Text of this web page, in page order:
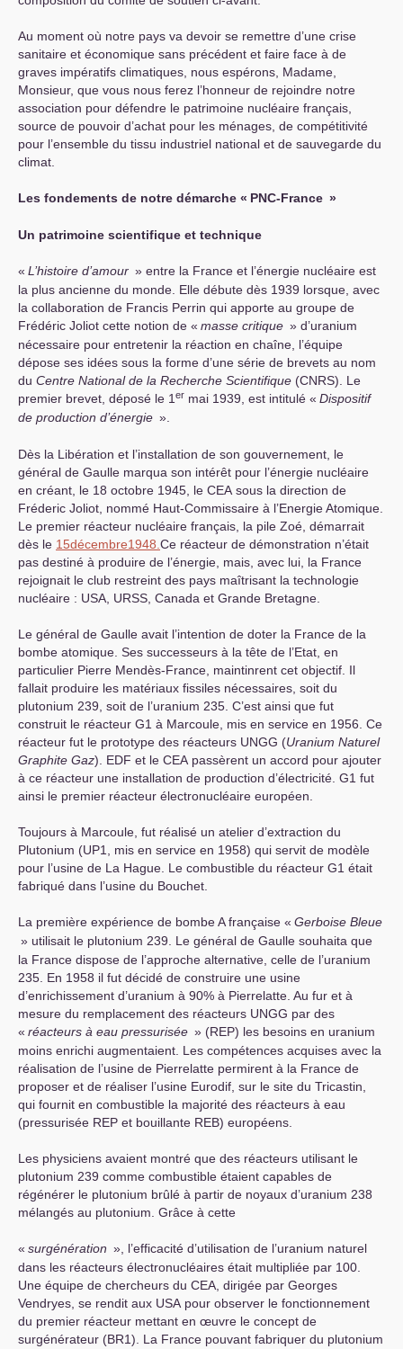
Au moment où notre pays va devoir se remettre d’une crise
sanitaire et économique sans précédent et faire face à de
graves impératifs climatiques, nous espérons, Madame,
Monsieur, que vous nous ferez l’honneur de rejoindre notre
association pour défendre le patrimoine nucléaire français,
source de pouvoir d’achat pour les ménages, de compétitivité
pour l’ensemble du tissu industriel national et de sauvegarde du
climat.
Les fondements de notre démarche « PNC-France »
Un patrimoine scientifique et technique
« L’histoire d’amour » entre la France et l’énergie nucléaire est
la plus ancienne du monde. Elle débute dès 1939 lorsque, avec
la collaboration de Francis Perrin qui apporte au groupe de
Frédéric Joliot cette notion de « masse critique » d’uranium
nécessaire pour entretenir la réaction en chaîne, l’équipe
dépose ses idées sous la forme d’une série de brevets au nom
du Centre National de la Recherche Scientifique (CNRS). Le
premier brevet, déposé le 1 er mai 1939, est intitulé « Dispositif
de production d’énergie ».
Dès la Libération et l’installation de son gouvernement, le
général de Gaulle marqua son intérêt pour l’énergie nucléaire
en créant, le 18 octobre 1945, le CEA sous la direction de
Fréderic Joliot, nommé Haut-Commissaire à l’Energie Atomique.
Le premier réacteur nucléaire français, la pile Zoé, démarrait
dès le 15décembre1948. Ce réacteur de démonstration n’était
pas destiné à produire de l’énergie, mais, avec lui, la France
rejoignait le club restreint des pays maîtrisant la technologie
nucléaire : USA URSS , Canada et Grande Bretagne.
Le général de Gaulle avait l’intention de doter la France de la
bombe atomique. Ses successeurs à la tête de l’Etat, en
particulier Pierre Mendès-France, maintinrent cet objectif. Il
fallait produire les matériaux fissiles nécessaires, soit du
plutonium 239, soit de l’uranium 235. C’est ainsi que fut
construit le réacteur G1 à Marcoule, mis en service en 1956. Ce
réacteur fut le prototype des réacteurs UNGG (Uranium Naturel
Graphite Gaz). EDF et le CEA passèrent un accord pour ajouter
à ce réacteur une installation de production d’électricité. G1 fut
ainsi le premier réacteur électronucléaire européen.
Toujours à Marcoule, fut réalisé un atelier d’extraction du
Plutonium (UP1
, mis en service en 1958) qui servit de modèle
pour l’usine de La Hague. Le combustible du réacteur G1 était
fabriqué dans l’usine du Bouchet.
La première expérience de bombe A française « Gerboise Bleue
» utilisait le plutonium 239. Le général de Gaulle souhaita que
la France dispose de l’approche alternative, celle de l’uranium
235. En 1958 il fut décidé de construire une usine
d’enrichissement d’uranium à 90% à Pierrelatte. Au fur et à
mesure du remplacement des réacteurs UNGG par des
« réacteurs à eau pressurisée » (REP) les besoins en uranium
moins enrichi augmentaient. Les compétences acquises avec la
réalisation de l’usine de Pierrelatte permirent à la France de
proposer et de réaliser l’usine Eurodif, sur le site du Tricastin,
qui fournit en combustible la majorité des réacteurs à eau
(pressurisée REP et bouillante REB) européens.
Les physiciens avaient montré que des réacteurs utilisant le
plutonium 239 comme combustible étaient capables de
régénérer le plutonium brûlé à partir de noyaux d’uranium 238
mélangés au plutonium. Grâce à cette
« surgénération », l’efficacité d’utilisation de l’uranium naturel
dans les réacteurs électronucléaires était multipliée par 100.
Une équipe de chercheurs du CEA , dirigée par Georges
Vendryes, se rendit aux USA pour observer le fonctionnement
du premier réacteur mettant en œuvre le concept de
surgénérateur (BR1). La France pouvant fabriquer du plutonium